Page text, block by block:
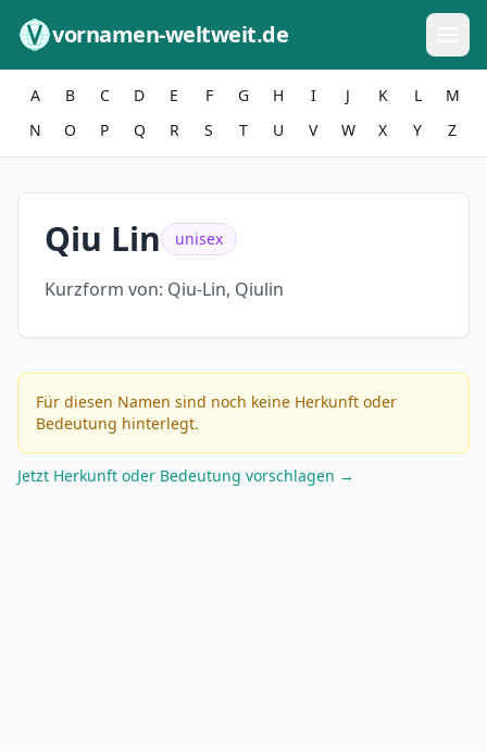
vornamen-weltweit.de
A B C D E F G H I J K L
M
N
O P Q R S T U V W X Y Z
Qiu Lin unisex
Kurzform von: Qiu-Lin, Qiulin
Für diesen Namen sind noch keine Herkunft oder
Bedeutung hinterlegt.
Jetzt Herkunft oder Bedeutung vorschlagen →